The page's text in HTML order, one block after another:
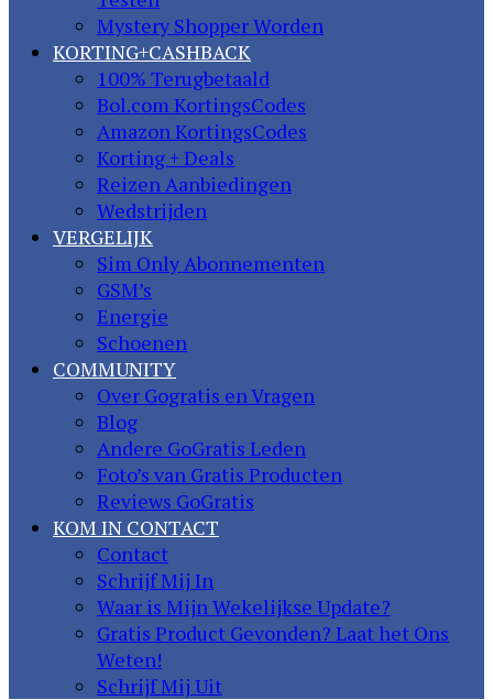
Mystery Shopper Worden
KORTING+CASHBACK
100% Terugbetaald
Bol.com KortingsCodes
Amazon KortingsCodes
Korting + Deals
Reizen Aanbiedingen
Wedstrijden
VERGELIJK
Sim Only Abonnementen
GSM’s
Energie
Schoenen
COMMUNITY
Over Gogratis en Vragen
Blog
Andere GoGratis Leden
Foto’s van Gratis Producten
Reviews GoGratis
KOM IN CONTACT
Contact
Schrijf Mij In
Waar is Mijn Wekelijkse Update?
Gratis Product Gevonden? Laat het Ons
Weten!
Schrijf Mij Uit